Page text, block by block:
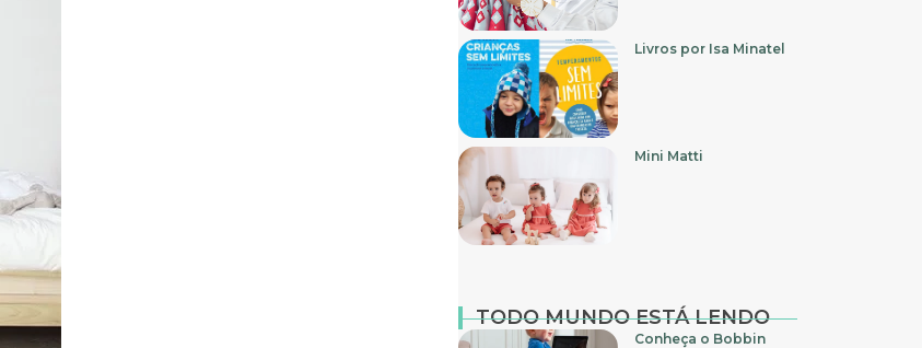
Livros por Isa Minatel
Mini Matti
TODO MUNDO ESTÁ LENDO
Conheça o Bobbin